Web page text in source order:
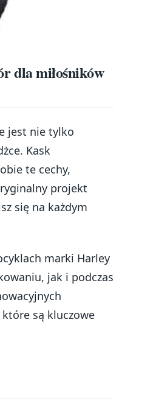
dla miłośników
jest nie tylko
Kask
te cechy,
projekt
się na każdym
marki Harley
jak i podczas
są kluczowe